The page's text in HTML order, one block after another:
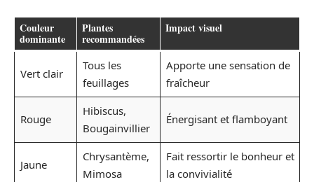
Couleur
dominante
Plantes
recommandées
Impact visuel
Vert clair
Tous les
feuillages
Apporte une sensation de
fraîcheur
Rouge
Hibiscus,
Bougainvillier
Énergisant et flamboyant
Jaune
Chrysantème,
Mimosa
Fait ressortir le bonheur et
la convivialité